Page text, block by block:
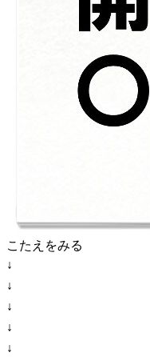
こたえをみる
↓
↓
↓
↓
↓